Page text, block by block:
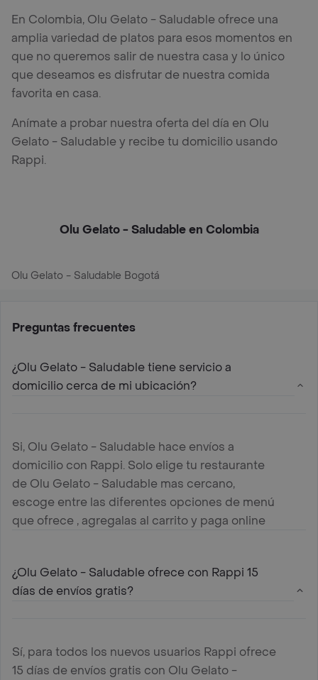
En Colombia, Olu Gelato - Saludable ofrece una
amplia variedad de platos para esos momentos en
que no queremos salir de nuestra casa y lo único
que deseamos es disfrutar de nuestra comida
favorita en casa.
Anímate a probar nuestra oferta del día en Olu
Gelato - Saludable y recibe tu domicilio usando
Rappi.
Olu Gelato - Saludable en Colombia
Olu Gelato - Saludable Bogotá
Preguntas frecuentes
¿Olu Gelato - Saludable tiene servicio a
domicilio cerca de mi ubicación?
Si, Olu Gelato - Saludable hace envíos a
domicilio con Rappi. Solo elige tu restaurante
de Olu Gelato - Saludable mas cercano,
escoge entre las diferentes opciones de menú
que ofrece , agregalas al carrito y paga online
¿Olu Gelato - Saludable ofrece con Rappi 15
días de envíos gratis?
Sí, para todos los nuevos usuarios Rappi ofrece
15 días de envíos gratis con Olu Gelato -